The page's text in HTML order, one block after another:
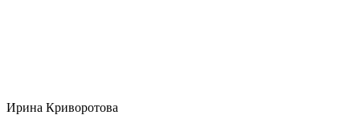
Ирина Криворотова